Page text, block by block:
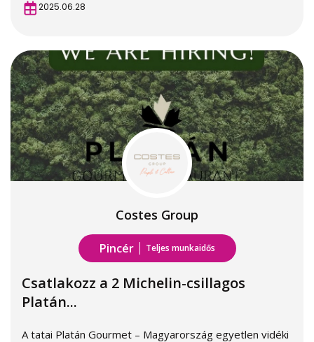
2025.06.28
Costes Group
Pincér Teljes munkaidős
Csatlakozz a 2 Michelin-csillagos
Platán...
A tatai Platán Gourmet – Magyarország egyetlen vidéki